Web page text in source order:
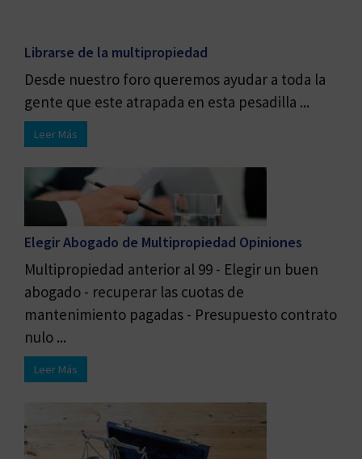
Librarse de la multipropiedad
Desde nuestro foro queremos ayudar a toda la
gente que este atrapada en esta pesadilla ...
Leer Más
Elegir Abogado de Multipropiedad Opiniones
Multipropiedad anterior al 99 - Elegir un buen
abogado - recuperar las cuotas de
mantenimiento pagadas - Presupuesto contrato
nulo ...
Leer Más